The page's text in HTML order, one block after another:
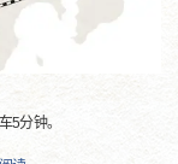
5分钟。